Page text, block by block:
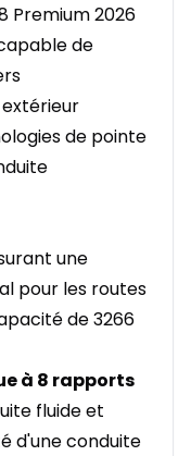
Premium 2026
de
de pointe
une
pour les routes
de 3266
à 8 rapports
fluide et
d'une conduite